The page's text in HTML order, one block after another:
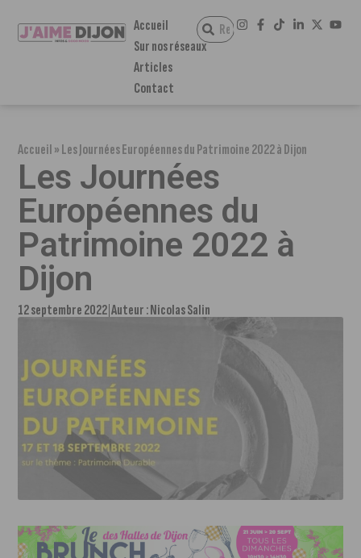
Accueil
Sur nos réseaux
Articles
Contact
Accueil»Les Journées Européennes du Patrimoine 2022 à Dijon
Les Journées
Européennes du
Patrimoine 2022 à
Dijon
12 septembre 2022 Auteur :Nicolas Salin